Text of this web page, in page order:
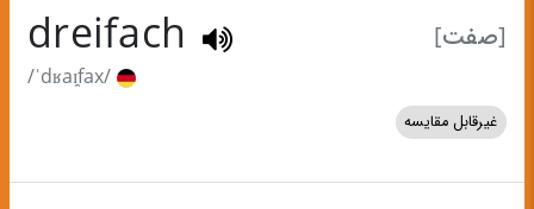
[صفت] dreifach
/ˈdʁaɪ̯fax/
غیرقابل مقایسه